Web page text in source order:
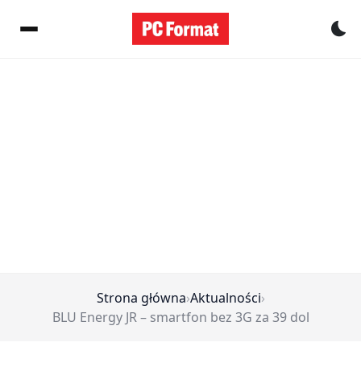
Strona główna›Aktualności›
BLU Energy JR – smartfon bez 3G za 39 dol